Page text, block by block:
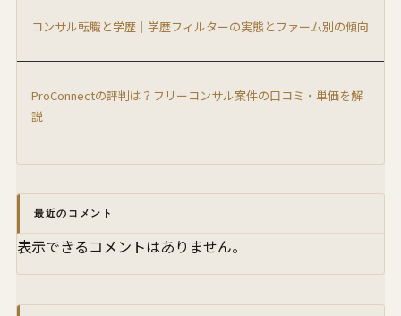
コンサル転職と学歴｜学歴フィルターの実態とファーム別の傾向
ProConnectの評判は？フリーコンサル案件の口コミ・単価を解
説
最近のコメント
表示できるコメントはありません。